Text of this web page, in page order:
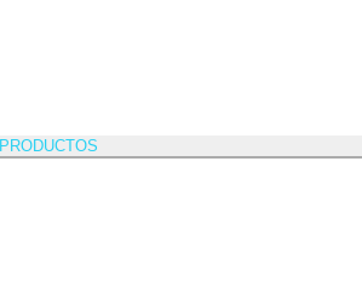
PRODUCTOS